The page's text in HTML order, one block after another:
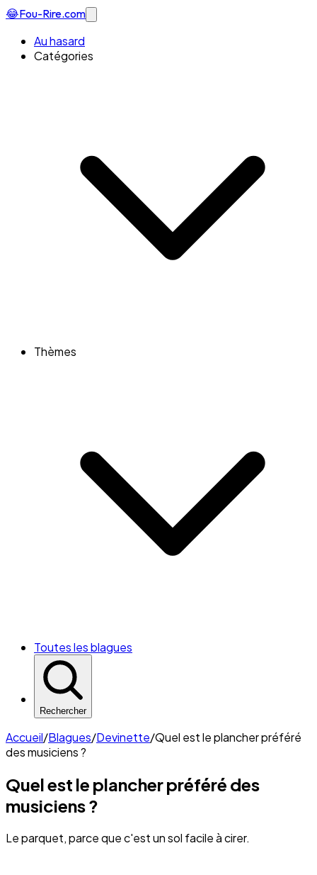
😂Fou-Rire.com
Au hasard
Catégories
Thèmes
Toutes les blagues
Rechercher
Accueil/Blagues/Devinette/Quel est le plancher préféré
des musiciens ?
Quel est le plancher préféré des
musiciens ?
Le parquet, parce que c'est un sol facile à cirer.